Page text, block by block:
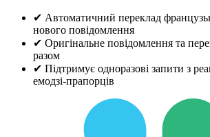
✔ Автоматичний переклад
нового повідомлення
✔ Оригінальне повідомлення та
разом
✔ Підтримує одноразові запити з
емодзі-прапорців